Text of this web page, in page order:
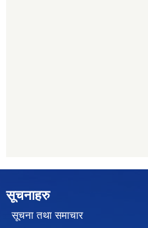
सूचनाहरु
सूचना तथा समाचार